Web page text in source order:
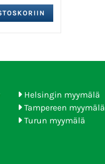
Helsingin myymälä
Tampereen myymälä
Turun myymälä